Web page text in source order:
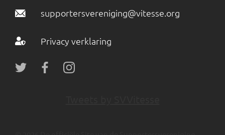
supportersvereniging@vitesse.org
Privacy verklaring